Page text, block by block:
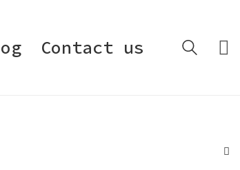
Contact us